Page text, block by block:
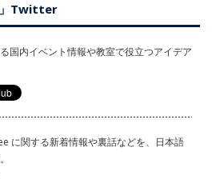
」Twitter
国内イベント情報や教室で役立つアイデア
に関する新着情報や裏話などを、日本語